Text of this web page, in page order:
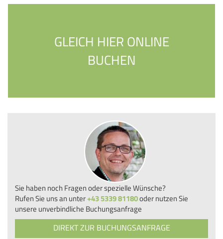
GLEICH HIER ONLINE
BUCHEN
Sie haben noch Fragen oder spezielle Wünsche?
Rufen Sie uns an unter+43 5339 81180oder nutzen Sie
unsere unverbindliche Buchungsanfrage
DIREKT ZUR BUCHUNGSANFRAGE